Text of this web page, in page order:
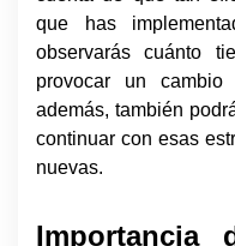
que has
observarás cuánto
provocar un
además, también
continuar con esas
nuevas.
Importancia